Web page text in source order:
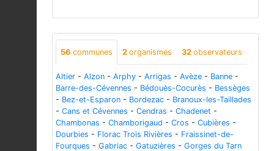
56 communes 2 organismes 32 observateurs
Altier - Alzon - Arphy - Arrigas - Avèze - Banne -
Barre-des-Cévennes - Bédouès-Cocurès - Bessèges
- Bez-et-Esparon - Bordezac - Branoux-les-Taillades
- Cans et Cévennes - Cendras - Chadenet -
Chambonas - Chamborigaud - Cros - Cubières -
Dourbies - Florac Trois Rivières - Fraissinet-de-
Fourques - Gabriac - Gatuzières - Gorges du Tarn